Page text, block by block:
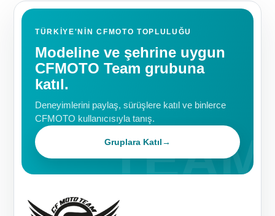
TÜRKIYE'NIN CFMOTO TOPLULUĞU
Modeline ve şehrine uygun
CFMOTO Team grubuna
katıl.
Deneyimlerini paylaş, sürüşlere katıl ve binlerce
CFMOTO kullanıcısıyla tanış.
Gruplara Katıl→